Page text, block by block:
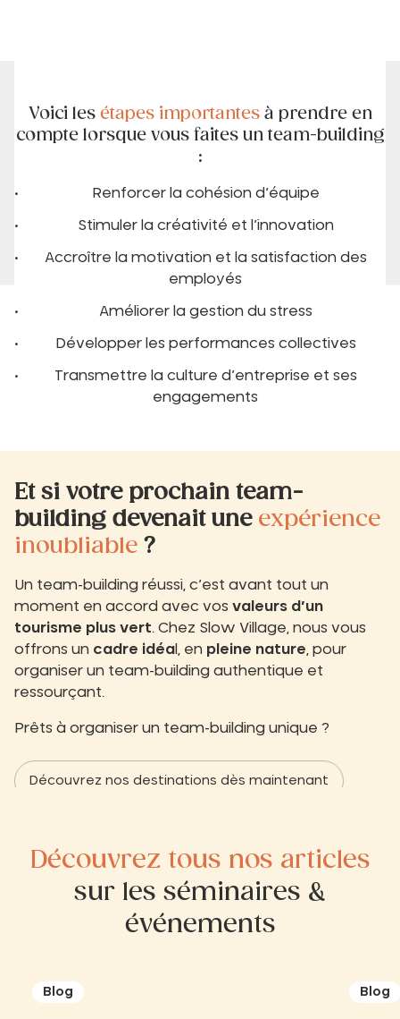
Voici les étapes importantesà prendre en
compte lorsque vous faites un team-building
:
Renforcer la cohésion d’équipe
Stimuler la créativité et l’innovation
Accroître la motivation et la satisfaction des
employés
Améliorer la gestion du stress
Développer les performances collectives
Transmettre la culture d’entreprise et ses
engagements
Et si votre prochain team-
building devenait une expérience
inoubliable ?
Un team-building réussi, c’est avant tout un
moment en accord avec vos valeurs d’un
tourisme plus vert. Chez Slow Village, nous vous
offrons un cadre idéa l, en pleine nature , pour
organiser un team-building authentique et
ressourçant.
Prêts à organiser un team-building unique ?
Découvrez nos destinations dès maintenant
Découvrez tous nos articles
sur les séminaires &
événements
Blog Blog